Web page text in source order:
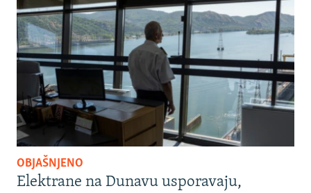
OBJAŠNJENO
Elektrane na Dunavu usporavaju,